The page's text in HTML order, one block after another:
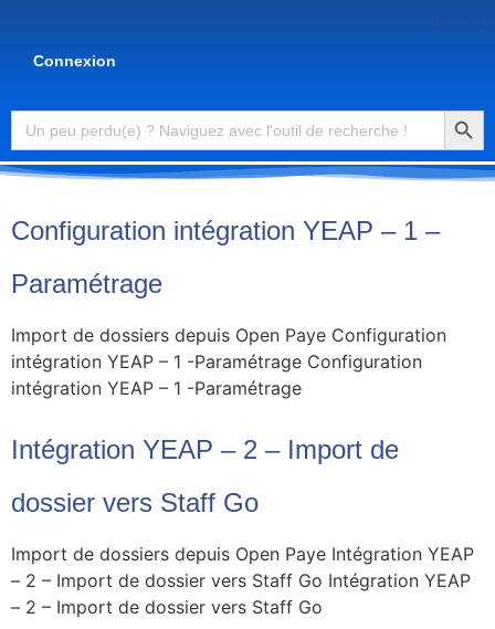
Recherche
Connexion
Search
for:
Configuration intégration YEAP – 1 –
Paramétrage
Import de dossiers depuis Open Paye Configuration
intégration YEAP – 1 -Paramétrage Configuration
intégration YEAP – 1 -Paramétrage
Intégration YEAP – 2 – Import de
dossier vers Staff Go
Import de dossiers depuis Open Paye Intégration YEAP
– 2 – Import de dossier vers Staff Go Intégration YEAP
– 2 – Import de dossier vers Staff Go